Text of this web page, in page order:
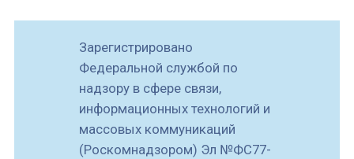
Зарегистрировано
Федеральной службой по
надзору в сфере связи,
информационных технологий и
массовых коммуникаций
(Роскомнадзором) Эл №ФС77-